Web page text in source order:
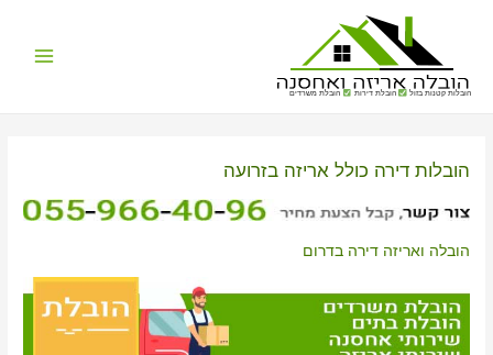
הובלות קטנות בזול הובלת דירות הובלת משרדים
הובלות דירה כולל אריזה בזרועה
הובלה ואריזה דירה בדרום